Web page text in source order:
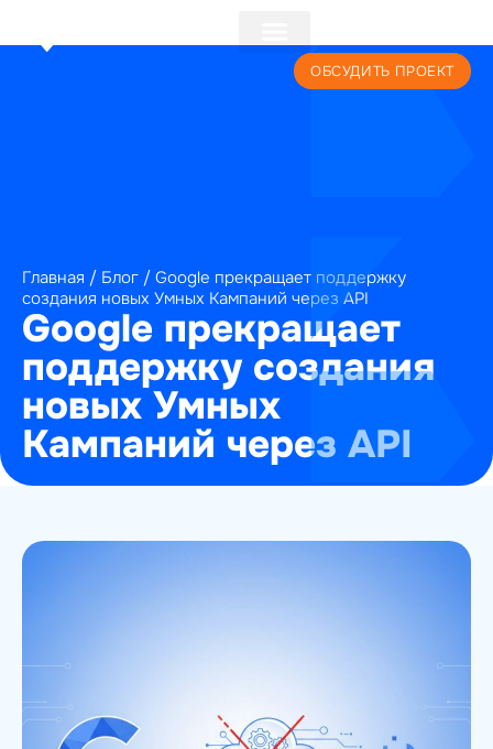
ОБСУДИТЬ ПРОЕКТ
Главная / Блог / Google прекращает поддержку
создания новых Умных Кампаний через API
Google прекращает
поддержку создания
новых Умных
Кампаний через API